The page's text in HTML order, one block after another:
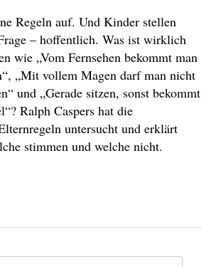
Regeln auf. Und Kinder stellen
– hoffentlich. Was ist wirklich
wie „Vom Fernsehen bekommt man
„Mit vollem Magen darf man nicht
und „Gerade sitzen, sonst bekommt
Ralph Caspers hat die
untersucht und erklärt
stimmen und welche nicht.